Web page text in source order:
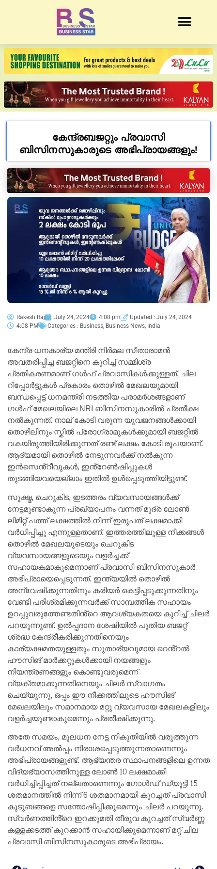
കേന്ദ്രബജറ്റും പ്രവാസി
ബിസിനസുകാരുടെ അഭിപ്രായങ്ങളും!
Rakesh Raj July 24, 2024 4:08 pm
Updated : July 24, 2024
4:08 PM
Categories : Business, Business News, India
കേന്ദ്ര ധനകാര്യ മന്ത്രി നിര്‍മല സീതാരാമൻ
അവതരിപ്പിച്ച ബജറ്റിനെ കുറിച്ച് സമ്മിശ്ര
പ്രതികരണമാണ് ഗൾഫ് പ്രവാസികൾക്കുള്ളത്. ചില
റിപ്പോർട്ടുകൾ പ്രകാരം തൊഴിൽ മേഖലയുമായി
ബന്ധപ്പെട്ട് ധനമന്ത്രി നടത്തിയ പരാമര്‍ശങ്ങളാണ്
ഗൾഫ് മേഖലയിലെ NRI ബിസിനസുകാരിൽ പ്രതീക്ഷ
നൽകുന്നത്. നാല് കോടി വരുന്ന യുവജനങ്ങൾക്കായി
തൊഴിലിനും സ്കിൽ പ്രോഗ്രാമുകൾക്കുമായി ബജറ്റിൽ
വകയിരുത്തിയിരിക്കുന്നത് രണ്ട് ലക്ഷം കോടി രൂപയാണ്.
ആദ്യമായി തൊഴിൽ നേടുന്നവർക്ക് നല്‍കുന്ന
ഇൻസെൻ്റീവുകൾ, ഇൻ്റേൺഷിപ്പുകൾ
തുടങ്ങിയവയെല്ലാം ഇതിൽ ഉൾപ്പെടുത്തിയിട്ടുണ്ട്.
സൂക്ഷ്മ, ചെറുകിട, ഇടത്തരം വ്യവസായങ്ങൾക്ക്
നേട്ടമുണ്ടാകുന്ന പ്രഖ്യാപനം വന്നത് മുദ്ര ലോൺ
ലിമിറ്റ് പത്ത് ലക്ഷത്തിൽ നിന്ന് ഇരുപത് ലക്ഷമാക്കി
വർധിപ്പിച്ചു എന്നുള്ളതാണ്. ഇത്തരത്തിലുള്ള നീക്കങ്ങൾ
തൊഴിൽ മേഖലയുടെയും ചെറുകിട
വ്യവസായങ്ങളുടെയും വളർച്ചക്ക്
സഹായകമാകുമെന്നാണ് പ്രവാസി ബിസിനസുകാർ
അഭിപ്രായെപ്പെടുന്നത്. ഇന്ത്യയിൽ തൊഴിൽ
അന്വേഷിക്കുന്നതിനും കരിയര്‍ കെട്ടിപ്പടുക്കുന്നതിനും
വേണ്ടി പരിശ്രമിക്കുന്നവര്‍ക്ക് സാമ്പത്തിക സഹായം
ഉറപ്പുവരുത്തേണ്ടതിൻ്റെ ആവശ്യകതയെ കുറിച്ച് ചിലർ
പറയുന്നുണ്ട്. ഉൽപ്പദാന ശേഷിയിൽ പുതിയ ബജറ്റ്
ശ്രദ്ധ കേന്ദ്രീകരിക്കുന്നതിനെയും
കാര്യക്ഷമതയുള്ളതും സുതാര്യവുമായ റെൻ്റൽ
ഹൗസിങ് മാര്‍ക്കറ്റുകൾക്കായി നയങ്ങളും
നിയന്ത്രണങ്ങളും കൊണ്ടുവരുമെന്ന്
വ്യക്തമാക്കുന്നതിനെയും ചിലർ സ്വാഗതം
ചെയ്യുന്നു, ഒപ്പം ഈ നീക്കത്തിലൂടെ ഹൗസിങ്
മേഖലയിലും സമാനമായ മറ്റു വ്യവസായ മേഖലകളിലും
വളർച്ചയുണ്ടാകുമെന്നും പ്രതീക്ഷിക്കുന്നു.
അതേ സമയം, മൂലധന നേട്ട നികുതിയിൽ വരുത്തുന്ന
വര്‍ധനവ് അൽപ്പം നിരാശപ്പെടുത്തുന്നതാണെന്നും
അഭിപ്രായങ്ങളുണ്ട്. ആഭ്യന്തര സ്ഥാപനങ്ങളിലെ ഉന്നത
വിദ്യഭ്യാസത്തിനുള്ള ലോൺ 10 ലക്ഷമാക്കി
വര്‍ധിച്ചിപ്പിച്ചത് നല്ലതാണെന്നും ഗോൾഡ് ഡ്യൂട്ടി 15
ശതമാനത്തിൽ നിന്ന് 6 ശതമാനമായി കുറച്ചത് പ്രവാസി
കുടുബങ്ങളെ സന്തോഷിപ്പിക്കുമെന്നും ചിലർ പറയുന്നു.
സ്വര്‍ണത്തിൻ്റെ ഇറക്കുമതി തീരുവ കുറച്ചത് സ്വര്‍ണ്ണ
കള്ളക്കടത്ത് കുറക്കാൻ സഹായിക്കുമെന്നാണ് മറ്റ് ചില
പ്രവാസി ബിസിനസുകാരുടെ അഭിപ്രായം.